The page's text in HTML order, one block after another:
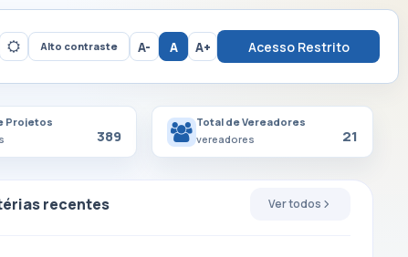
Alto contraste A- A A+ Acesso Restrito
Projetos
389
Total de Vereadores
vereadores
21
recentes Ver todos